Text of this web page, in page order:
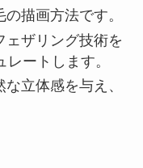
描画方法です。
ェザリング技術を
ートします。
立体感を与え、